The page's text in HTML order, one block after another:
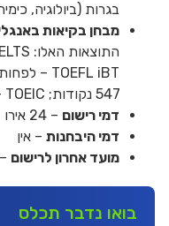
בגרות (ביולוגיה,
מבחן בקיאות
547 נקודות; TOEIC – לפחות 700 נקודות
דמי רישום – 24 אירו
דמי היבחנות – אין
מועד אחרון לרישום – 30 ביוני
בואו נדבר תכלס